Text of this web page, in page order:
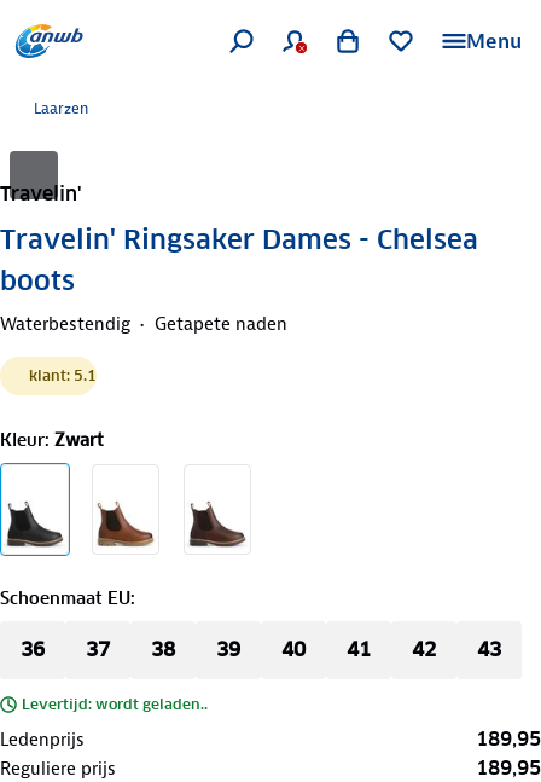
Menu
Laarzen
Travelin'
Travelin' Ringsaker Dames - Chelsea
boots
Waterbestendig Getapete naden
klant: 5.1
Kleur: Zwart
Schoenmaat EU:
36 37 38 39 40 41 42 43
Levertijd: wordt geladen..
Ledenprijs 189,95
Reguliere prijs 189,95